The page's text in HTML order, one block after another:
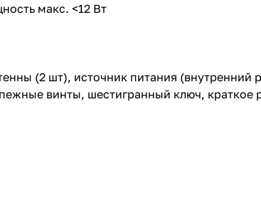
макс. <12 Вт
(2 шт), источник питания
винты, шестигранный ключ, краткое